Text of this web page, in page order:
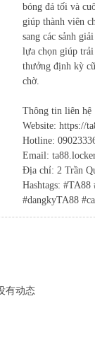
bóng đá tối và
giúp thành viên
sang các sảnh
lựa chọn giúp
thưởng định kỳ
chờ.
Thông tin liên hệ
Website: https://
Hotline:
Email:
Địa chỉ: 2 Trần
Hashtags:
#dangkyTA88
有动态